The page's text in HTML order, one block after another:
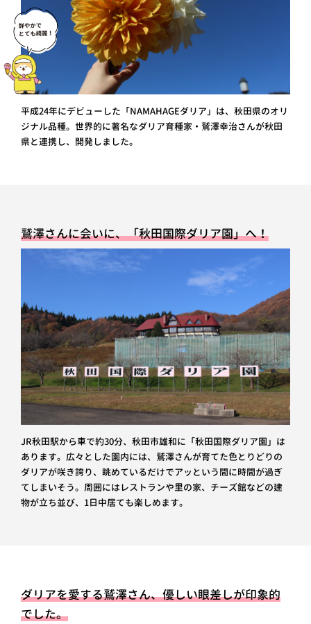
平成24年にデビューした「NAMAHAGEダリア」は、秋田県のオリ
ジナル品種。世界的に著名なダリア育種家・鷲澤幸治さんが秋田
県と連携し、開発しました。
鷲澤さんに会いに、「秋田国際ダリア園」へ！
JR秋田駅から車で約30分、秋田市雄和に「秋田国際ダリア園」は
あります。広々とした園内には、鷲澤さんが育てた色とりどりの
ダリアが咲き誇り、眺めているだけでアッという間に時間が過ぎ
てしまいそう。周囲にはレストランや里の家、チーズ館などの建
物が立ち並び、1日中居ても楽しめます。
ダリアを愛する鷲澤さん、優しい眼差しが印象的
でした。